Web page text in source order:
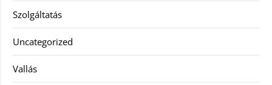
Szolgáltatás
Uncategorized
Vallás